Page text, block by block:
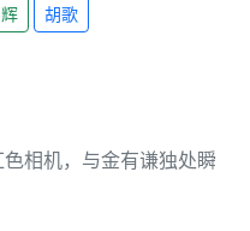
胡歌
相机，与金有谦独处瞬